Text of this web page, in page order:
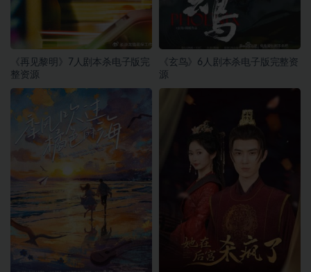
《再见黎明》7人剧本杀电子版完
整资源
《玄鸟》6人剧本杀电子版完整资
源